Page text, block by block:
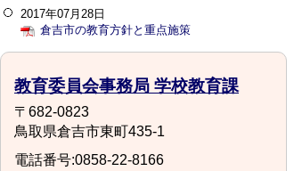
2017年07月28日
倉吉市の教育方針と重点施策
教育委員会事務局 学校教育課
〒682-0823
鳥取県倉吉市東町435-1
電話番号:0858-22-8166